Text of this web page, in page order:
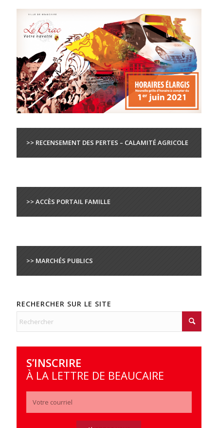
>> RECENSEMENT DES PERTES – CALAMITÉ AGRICOLE
>> ACCÈS PORTAIL FAMILLE
>> MARCHÉS PUBLICS
RECHERCHER SUR LE SITE
S’INSCRIRE
À LA LETTRE DE BEAUCAIRE